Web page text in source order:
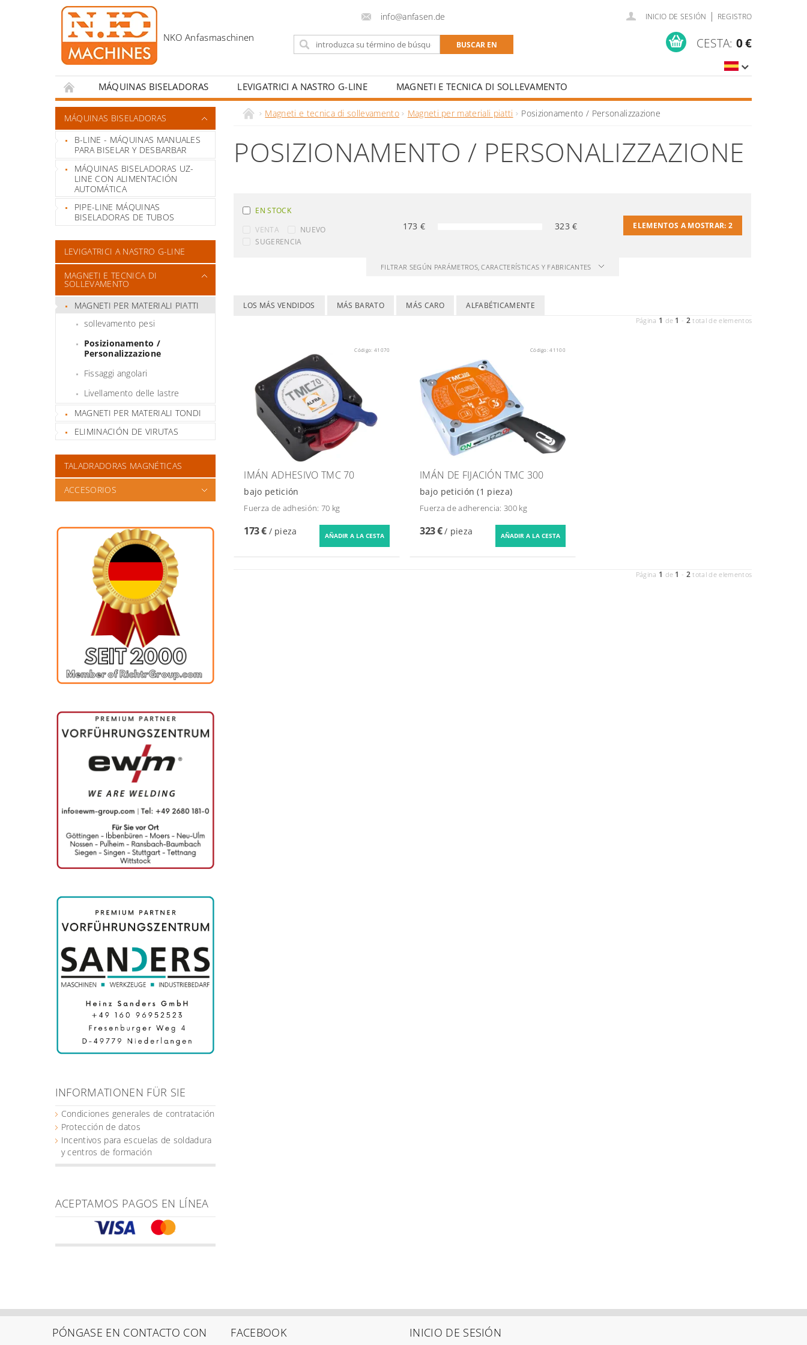
info@anfasen.de INICIO DE SESIÓN | REGISTRO
CESTA: 0 €
MÁQUINAS BISELADORAS LEVIGATRICI A NASTRO G-LINE
MAGNETI E TECNICA DI SOLLEVAMENTO
TALADRADORAS MAGNÉTICAS
ACCESORIOS CONTACTO INCENTIVOS PARA ESCUELAS DE SOLDADURA Y CENTROS DE FORMACIÓN
MÁQUINAS BISELADORAS
B-LINE - MÁQUINAS MANUALES
PARA BISELAR Y DESBARBAR
MÁQUINAS BISELADORAS UZ-
LINE CON ALIMENTACIÓN
AUTOMÁTICA
PIPE-LINE MÁQUINAS
BISELADORAS DE TUBOS
LEVIGATRICI A NASTRO G-LINE
MAGNETI E TECNICA DI
SOLLEVAMENTO
MAGNETI PER MATERIALI PIATTI
sollevamento pesi
Posizionamento /
Personalizzazione
Fissaggi angolari
Livellamento delle lastre
MAGNETI PER MATERIALI TONDI
ELIMINACIÓN DE VIRUTAS
TALADRADORAS MAGNÉTICAS
ACCESORIOS
INFORMATIONEN FÜR SIE
Condiciones generales de contratación
Protección de datos
Incentivos para escuelas de soldadura
y centros de formación
ACEPTAMOS PAGOS EN LÍNEA
Magneti e tecnica di sollevamento Magneti per materiali piatti Posizionamento / Personalizzazione
POSIZIONAMENTO / PERSONALIZZAZIONE
EN STOCK
VENTA
NUEVO
SUGERENCIA
173 € 323 € ELEMENTOS A MOSTRAR:2
FILTRAR SEGÚN PARÁMETROS, CARACTERÍSTICAS Y FABRICANTES
LOS MÁS VENDIDOS MÁS BARATO MÁS CARO ALFABÉTICAMENTE
Página 1 de 1 - 2 total de elementos
Código: 41070
IMÁN ADHESIVO TMC 70
bajo petición
Fuerza de adhesión: 70 kg
173 € / pieza
Código:41100
IMÁN DE FIJACIÓN TMC 300
bajo petición(1 pieza)
Fuerza de adherencia: 300 kg
323 €/ pieza
Página 1 de 1 - 2 total de elementos
PÓNGASE EN CONTACTO CON FACEBOOK INICIO DE SESIÓN